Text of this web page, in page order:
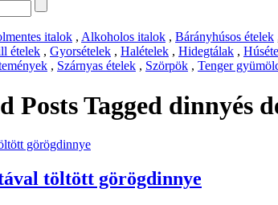
italok , Alkoholos italok , Bárányhúsos ételek
ételek , Gyorsételek , Halételek , Hidegtálak ,
, Szárnyas ételek , Szörpök , Tenger
Posts Tagged dinnyés
töltött görögdinnye